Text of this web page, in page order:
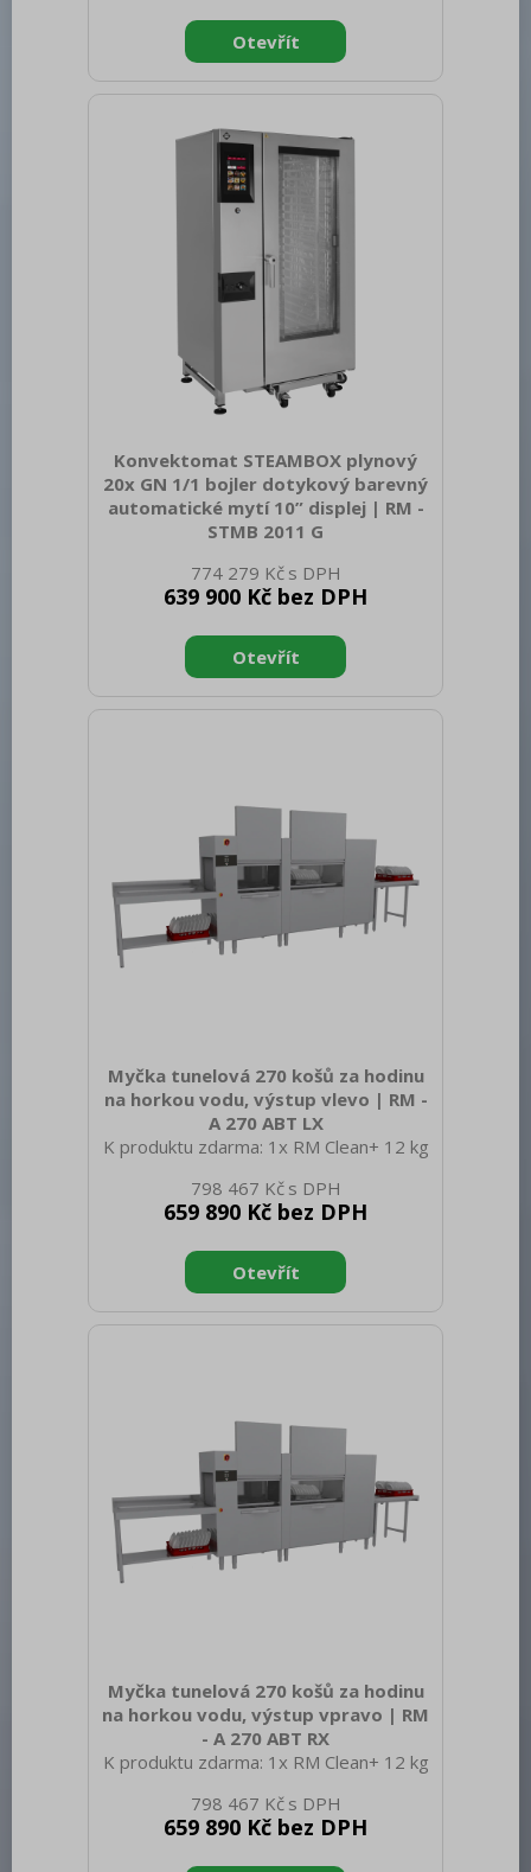
spotřebiče: Plynové zařízení Konstruční
typ zařízení: Stacionární Napájení: 230 V
/ 1N - 50 Hz Výkon plynový [kW]: 44.000
plynu: Propan butan, zemní plyn Stupeň
krytí ovládacích prvků: IPX4 Vnější barva
zařízen
Konvektomat STEAMBOX plynový
20x GN 1/1 bojler dotykový barevný
automatické mytí 10” displej | RM -
STMB 2011 G
995 Hloubka netto [mm]: 835 Výška
netto [mm]: 1850 Hmotnost netto [kg]:
brutto [mm]: 1050 Výška brutto [mm]:
2100 Hmotnost brutto [kg]: 300.00 Typ
spotřebiče: Elektrické zařízení Příkon
Ano Řízení vlhkosti: MeteoSystem -
regulace na základ
774 279 Kč
639 900 Kč bez DPH
Myčka tunelová 270 košů za hodinu
na horkou vodu, výstup vlevo | RM -
A 270 ABT LX
K produktu zdarma: 1x RM Clean+ 12 kg
(00012273) Sap kód: 00010034 Šířka
netto [mm]: 2820 Hloubka netto [mm]:
netto [kg]: 383.00 Šířka brutto [mm]:
2500 Hloubka brutto [mm]: 920 Výška
brutto [mm]: 1800 Hmotnost brutto
programů: 4 Otevírání zařízení:
798 467 Kč
659 890 Kč bez DPH
Myčka tunelová 270 košů za hodinu
na horkou vodu, výstup vpravo | RM
- A 270 ABT RX
K produktu zdarma: 1x RM Clean+ 12 kg
(00012273) Sap kód: 00014495 Šířka
netto [mm]: 2820 Hloubka netto [mm]:
798 467 Kč
659 890 Kč bez DPH